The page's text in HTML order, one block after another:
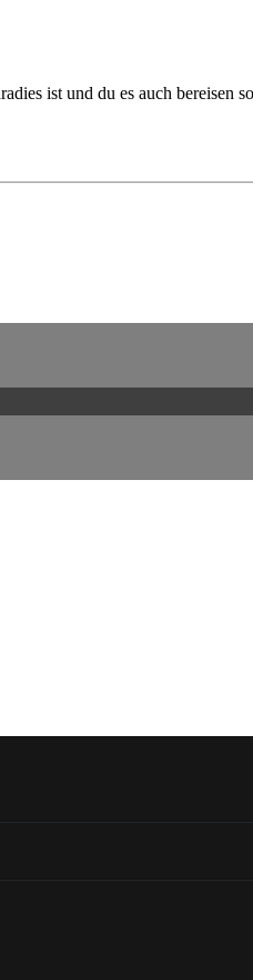
ist und du es auch bereisen